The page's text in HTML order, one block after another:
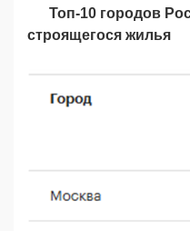
Топ-10 городов
строящегося жилья